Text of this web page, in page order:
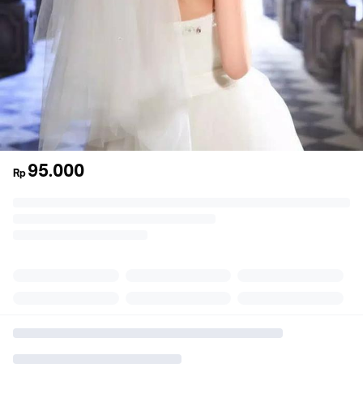
Rp 95.000